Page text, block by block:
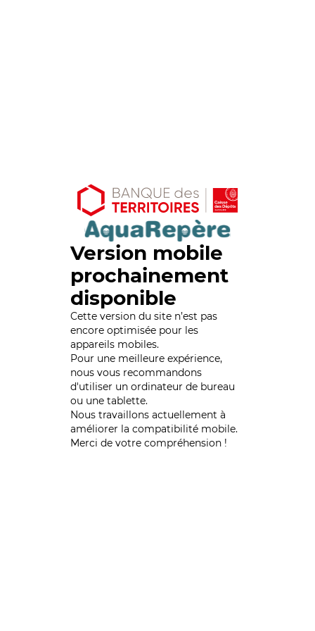
Version mobile
prochainement
disponible
Cette version du site n’est pas
encore optimisée pour les
appareils mobiles.
Pour une meilleure expérience,
nous vous recommandons
d'utiliser un ordinateur de bureau
ou une tablette.
Nous travaillons actuellement à
améliorer la compatibilité mobile.
Merci de votre compréhension !